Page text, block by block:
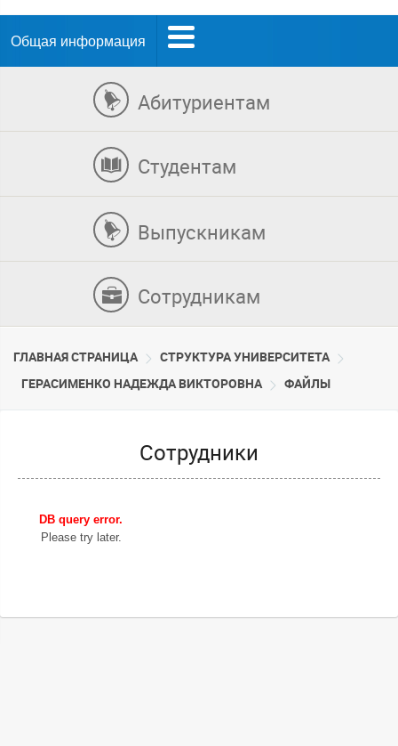
Общая информация
Абитуриентам
Студентам
Выпускникам
Сотрудникам
ГЛАВНАЯ СТРАНИЦА
CТРУКТУРА УНИВЕРСИТЕТА
ГЕРАСИМЕНКО НАДЕЖДА ВИКТОРОВНА
ФАЙЛЫ
Сотрудники
DB query error.
Please try later.